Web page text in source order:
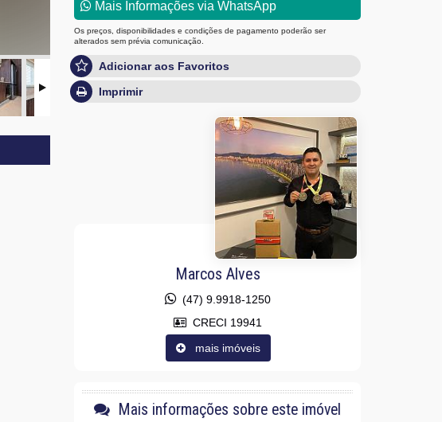
Mais Informações via WhatsApp
Os preços, disponibilidades e condições de pagamento poderão ser
alterados sem prévia comunicação.
Adicionar aos Favoritos
Imprimir
Marcos Alves
(47) 9.9918-1250
CRECI 19941
mais imóveis
Mais informações sobre este imóvel